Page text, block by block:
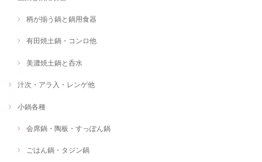
柄が揃う鍋と鍋用食器
有田焼土鍋・コンロ他
美濃焼土鍋と呑水
汁次・アラ入・レンゲ他
小鍋各種
会席鍋・陶板・すっぽん鍋
ごはん鍋・タジン鍋